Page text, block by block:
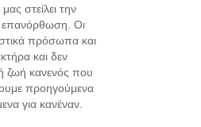
στείλει την
επανόρθωση. Οι
πρόσωπα και
και δεν
ζωή κανενός που
προηγούμενα
για κανέναν.